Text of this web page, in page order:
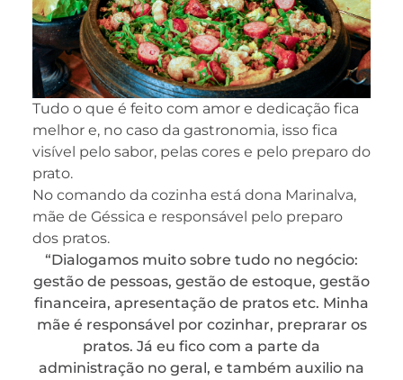
Tudo o que é feito com amor e dedicação fica
melhor e, no caso da gastronomia, isso fica
visível pelo sabor, pelas cores e pelo preparo do
prato.
No comando da cozinha está dona Marinalva,
mãe de Géssica e responsável pelo preparo
dos pratos.
“Dialogamos muito sobre tudo no negócio:
gestão de pessoas, gestão de estoque, gestão
financeira, apresentação de pratos etc. Minha
mãe é responsável por cozinhar, preprarar os
pratos. Já eu fico com a parte da
administração no geral, e também auxilio na